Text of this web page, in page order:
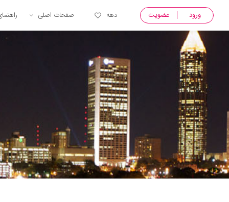
ورود عضویت دهه صفحات اصلی